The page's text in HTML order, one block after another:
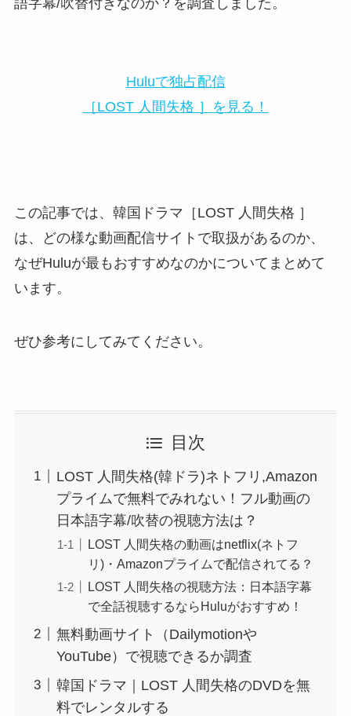
Huluで独占配信
［LOST 人間失格 ］を見る！
この記事では、韓国ドラマ［LOST 人間失格 ］
は、どの様な動画配信サイトで取扱があるのか、
なぜHuluが最もおすすめなのかについてまとめて
います。
ぜひ参考にしてみてください。
目次
LOST 人間失格(韓ドラ)ネトフリ,Amazon
プライムで無料でみれない！フル動画の
日本語字幕/吹替の視聴方法は？
LOST 人間失格の動画はnetflix(ネトフ
リ)・Amazonプライムで配信されてる？
LOST 人間失格の視聴方法：日本語字幕
で全話視聴するならHuluがおすすめ！
無料動画サイト（Dailymotionや
YouTube）で視聴できるか調査
韓国ドラマ｜LOST 人間失格のDVDを無
料でレンタルする